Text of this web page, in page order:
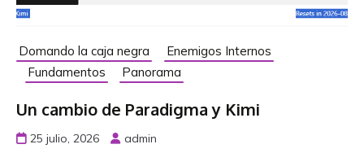
Domando la caja negra
Enemigos Internos
Fundamentos
Panorama
Un cambio de Paradigma y Kimi
25 julio, 2026 admin